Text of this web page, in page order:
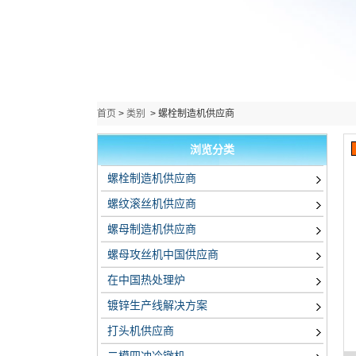
首页 > 类别 > 螺栓制造机供应商
浏览分类
螺栓制造机供应商
螺纹滚丝机供应商
螺母制造机供应商
螺母攻丝机中国供应商
在中国热处理炉
镀锌生产线解决方案
打头机供应商